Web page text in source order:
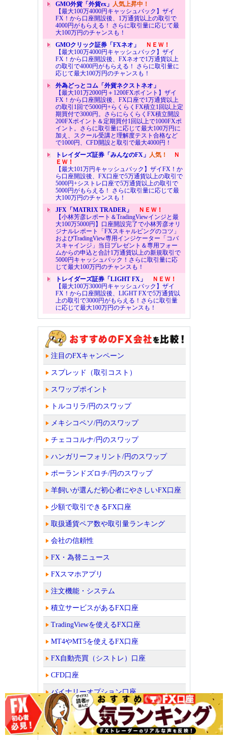
GMO外貨「外貨ex」 人気上昇中！
【最大100万4000円キャッシュバック】ザイ
FX！から口座開設後、1万通貨以上の取引で
4000円がもらえる！ さらに取引量に応じて最
大100万円のチャンスも！
GMOクリック証券「FXネオ」
ＮＥＷ！
【最大100万4000円キャッシュバック】ザイ
FX！から口座開設後、FXネオで1万通貨以上
の取引で4000円がもらえる！ さらに取引量に
応じて最大100万円のチャンスも！
外為どっとコム「外貨ネクストネオ」
【最大101万2000円＋1200FXポイント】ザイ
FX！から口座開設後、FX口座で1万通貨以上
の取引1回で5000円+らくらくFX積立1回以上定
期買付で3000円。さらにらくらくFX積立開設
200FXポイント＆定期買付1回以上で1000FXポ
イント。さらに取引量に応じて最大100万円に
加え、スクール受講と理解度テスト合格など
で1000円、CFD開設と取引で最大4000円！
トレイダーズ証券「みんなのFX」 人気！
Ｎ
ＥＷ！
【最大101万円キャッシュバック】ザイFX！か
ら口座開設後、FX口座で5万通貨以上の取引で
5000円+シストレ口座で5万通貨以上の取引で
5000円がもらえる！ さらに取引量に応じて最
大100万円のチャンスも！
JFX「MATRIX TRADER」
ＮＥＷ！
【小林芳彦レポート＆TradingViewインジと最
大100万5000円】口座開設完了で小林芳彦オリ
ジナルレポート「FXスキャルピングのコツ」
およびTradingView専用インジケーター「コバ
スキャインジ」当日プレゼント＆専用フォー
ムからの申込と合計1万通貨以上の新規取引で
5000円キャッシュバック！さらに取引量に応
じて最大100万円のチャンスも！
トレイダーズ証券「LIGHT FX」
ＮＥＷ！
【最大100万3000円キャッシュバック】ザイ
FX！から口座開設後、LIGHT FXで5万通貨以
上の取引で3000円がもらえる！さらに取引量
に応じて最大100万円のチャンスも！
注目のFXキャンペーン
スプレッド（取引コスト）
スワップポイント
トルコリラ/円のスワップ
メキシコペソ/円のスワップ
チェココルナ/円のスワップ
ハンガリーフォリント/円のスワップ
ポーランドズロチ/円のスワップ
羊飼いが選んだ初心者にやさしいFX口座
少額で取引できるFX口座
取扱通貨ペア数や取引量ランキング
会社の信頼性
FX・為替ニュース
FXスマホアプリ
注文機能・システム
積立サービスがあるFX口座
TradingViewを使えるFX口座
MT4やMT5を使えるFX口座
FX自動売買（シストレ）口座
CFD口座
バイナリーオプション口座
読者が選んだFX口座人気ランキング！
ビットコイン取引所・販売所を比較